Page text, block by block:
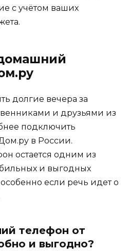
с учётом ваших
долгие вечера за
и друзьями из
подключить
в России.
остается одним из
и выгодных
если речь идет о
телефон от
и выгодно?